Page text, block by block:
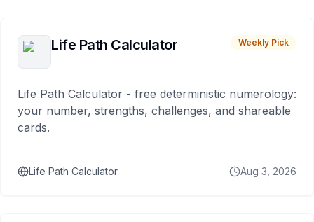
Life Path Calculator Weekly Pick
Life Path Calculator - free deterministic numerology:
your number, strengths, challenges, and shareable
cards.
Life Path Calculator Aug 3, 2026